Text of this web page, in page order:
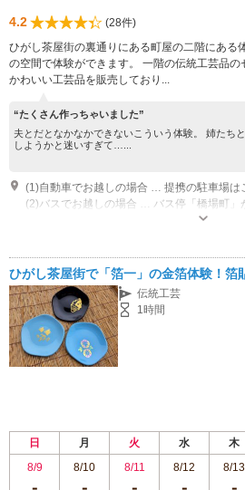
4.2
(28件)
ひがし茶屋街の裏通りにある町屋の二階にある
の空間で体験ができます。 一階の伝統工芸品
かわいい工芸品を販売しており...
“たくさん作っちゃいました”
夫とだとなかなかできないこういう体験。 姉たち
しようかと迷いすぎて…...
(2)バスでお越しの場合 … バス停「橋場町」
営業時間：９:００～１８:００ 休館日：火
ひがし茶屋街で「箔一」の金箔体験！箔
伝統工芸
1時間
日 月 火 水 木
8/9
8/10 8/11 8/12 8/13